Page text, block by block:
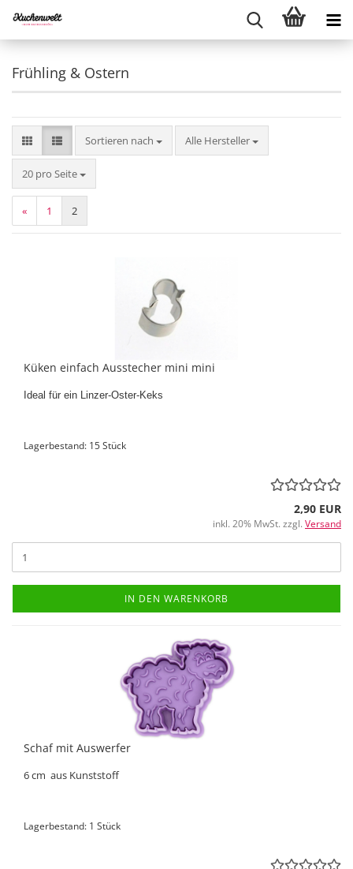
Frühling & Ostern
Sortieren nach
Sortieren nach Alle Hersteller
20 pro Seite
pro Seite
« 1 2
Küken einfach Ausstecher mini mini
Ideal für ein Linzer-Oster-Keks
Lagerbestand: 15 Stück
2,90 EUR
inkl. 20% MwSt. zzgl. Versand
IN DEN WARENKORB
Schaf mit Auswerfer
6 cm aus Kunststoff
Lagerbestand: 1 Stück